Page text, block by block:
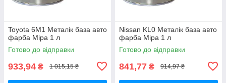
Toyota 6M1 Металік база авто
фарба Mipa 1 л
Готово до відправки
933,94 ₴ 1 015,15 ₴
Nissan KL0 Металік база авто
фарба Mipa 1 л
Готово до відправки
841,77 ₴ 914,97 ₴